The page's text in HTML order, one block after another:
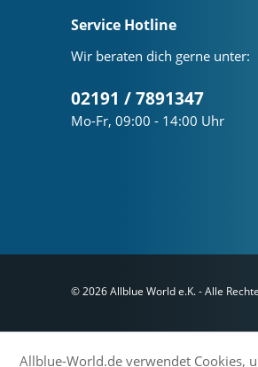
Service Hotline
Wir beraten dich gerne unter:
02191 / 7891347
Mo-Fr, 09:00 - 14:00 Uhr
© 2026 Allblue World e.K. - Alle
Allblue-World.de verwendet Cookies,